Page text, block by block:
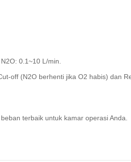
0.1~10 L/min.
off (N2O berhenti jika O2 habis) dan
terbaik untuk kamar operasi Anda.